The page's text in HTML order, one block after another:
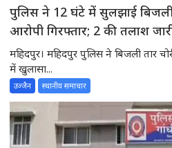
पुलिस ने 12 घंटे में सुलझाई बिजली
आरोपी गिरफ्तार; 2 की तलाश
महिदपुर। महिदपुर पुलिस ने बिजली तार
में खुलासा...
उज्जैन स्थानीय समाचार